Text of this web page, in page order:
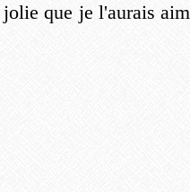
que je l'aurais